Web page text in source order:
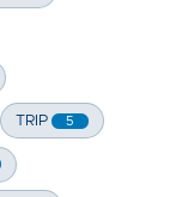
TRIP 5